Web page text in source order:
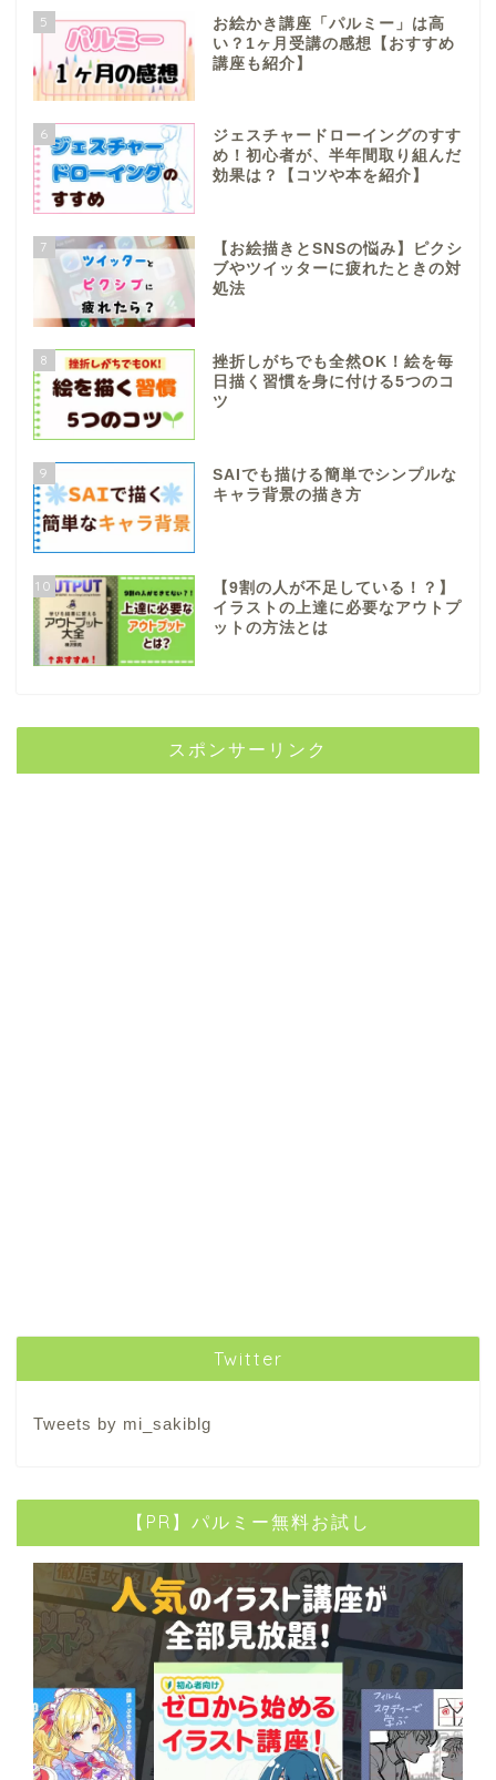
5
お絵かき講座「パルミー」は高
い？1ヶ月受講の感想【おすすめ
講座も紹介】
6
ジェスチャードローイングのすす
め！初心者が、半年間取り組んだ
効果は？【コツや本を紹介】
7
【お絵描きとSNSの悩み】ピクシ
ブやツイッターに疲れたときの対
処法
8
挫折しがちでも全然OK！絵を毎
日描く習慣を身に付ける5つのコ
ツ
9
SAIでも描ける簡単でシンプルな
キャラ背景の描き方
10
【9割の人が不足している！？】
イラストの上達に必要なアウトプ
ットの方法とは
スポンサーリンク
Twitter
Tweets by mi_sakiblg
【PR】パルミー無料お試し